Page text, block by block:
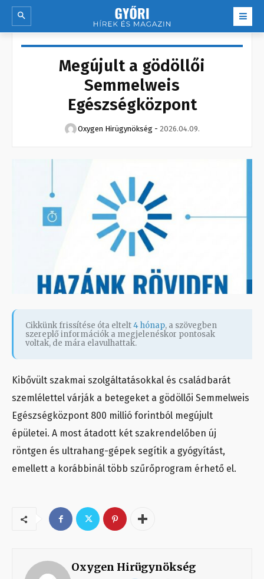
Megújult a gödöllői
Semmelweis
Egészségközpont
Oxygen Hirügynökség - 2026.04.09.
Cikkünk frissítése óta eltelt4 hónap, a szövegben
szereplő információk a megjelenéskor pontosak
voltak, de mára elavulhattak.
Kibővült szakmai szolgáltatásokkal és családbarát
szemlélettel várják a betegeket a gödöllői Semmelweis
Egészségközpont 800 millió forintból megújult
épületei. A most átadott két szakrendelőben új
röntgen és ultrahang-gépek segítik a gyógyítást,
emellett a korábbinál több szűrőprogram érhető el.
Oxygen Hirügynökség